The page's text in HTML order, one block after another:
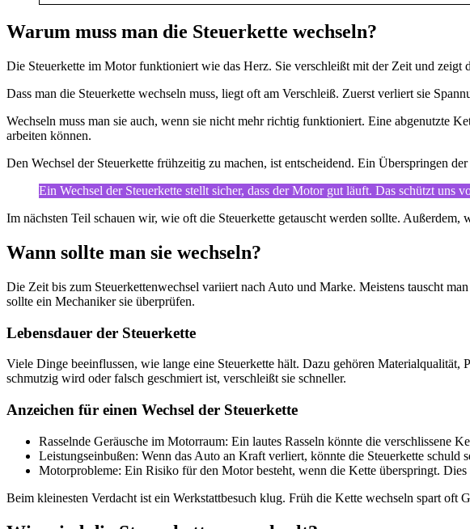
Warum muss man die Steuerkette wechseln?
Die Steuerkette im Motor funktioniert wie das Herz. Sie verschleißt mit der Zeit und zeigt
Dass man die Steuerkette wechseln muss, liegt oft am Verschleiß. Zuerst verliert sie
Wechseln muss man sie auch, wenn sie nicht mehr richtig funktioniert. Eine abgenutzte
arbeiten können.
Den Wechsel der Steuerkette frühzeitig zu machen, ist entscheidend. Ein Überspringen
Ein Wechsel der Steuerkette stellt sicher, dass der Motor gut läuft. Das schützt uns
Im nächsten Teil schauen wir, wie oft die Steuerkette getauscht werden sollte. Außerdem,
Wann sollte man sie wechseln?
Die Zeit bis zum Steuerkettenwechsel variiert nach Auto und Marke. Meistens tauscht
sollte ein Mechaniker sie überprüfen.
Lebensdauer der Steuerkette
Viele Dinge beeinflussen, wie lange eine Steuerkette hält. Dazu gehören
schmutzig wird oder falsch geschmiert ist, verschleißt sie schneller.
Anzeichen für einen Wechsel der Steuerkette
Rasselnde Geräusche im Motorraum: Ein lautes Rasseln könnte die verschlissene
Leistungseinbußen: Wenn das Auto an Kraft verliert, könnte die Steuerkette schuld
Motorprobleme: Ein Risiko für den Motor besteht, wenn die Kette überspringt.
Beim kleinesten Verdacht ist ein Werkstattbesuch klug. Früh die Kette wechseln spart oft